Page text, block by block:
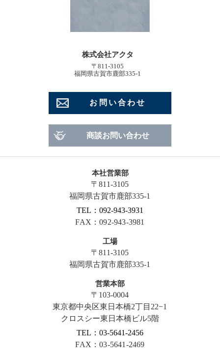
株式会社アクタ
〒811-3105
福岡県古賀市鹿部335-1
お問い合わせ
商談お問い合わせ
本社営業部
〒811-3105
福岡県古賀市鹿部335-1
TEL：092-943-3931
FAX：092-943-3981
工場
〒811-3105
福岡県古賀市鹿部335-1
営業本部
〒103-0004
東京都中央区東日本橋2丁目22−1
クロスシー東日本橋ビル5階
TEL：03-5641-2456
FAX：03-5641-2469